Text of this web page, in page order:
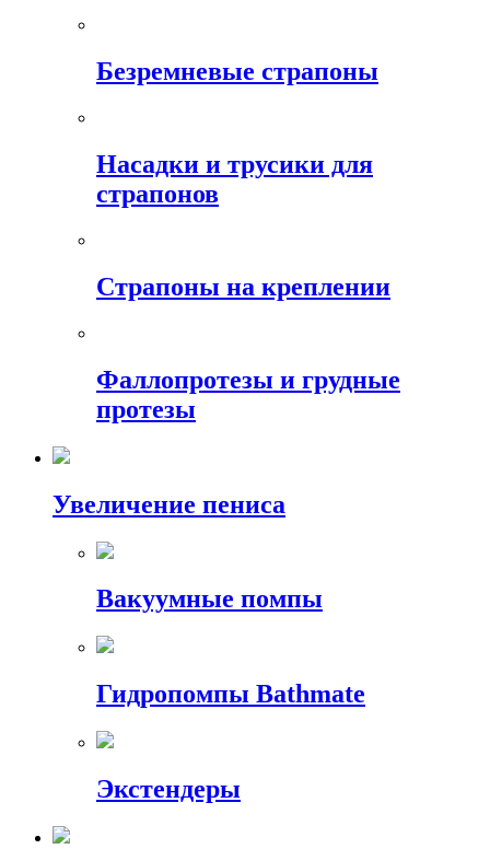
Безремневые страпоны
Насадки и трусики для
страпонов
Страпоны на креплении
Фаллопротезы и грудные
протезы
Увеличение пениса
Вакуумные помпы
Гидропомпы Bathmate
Экстендеры